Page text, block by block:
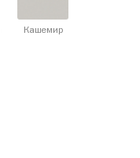
Кашемир